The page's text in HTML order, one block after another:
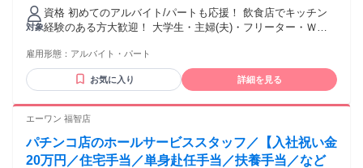
1150～1350円 ・18:00～22:00/時給1150～1350円 ・22:00～
24:00/時給1438～1688円 ・0:00～5:00/時給1438～1688円 ・
高校生/時給1057円 ※22:00～翌5:00は深夜割増手当含む
対象
資格 初めてのアルバイト/パートも応援！ 飲食店でキッチン
経験のある方大歓迎！ 大学生・主婦(夫)・フリーター・Ｗワ
は18歳以上 【 こんな方にオススメ！ 】 ・カフェやレストラ
ン、居酒屋など飲食店勤務経験がある方 ・ホール、接客業務
の経験がある方 ・接客業・受付など人と接する仕事が好きな
り新しい職場を探している方 ・ハローワークでお仕事を探し
雇用形態： アルバイト・パート
お気に入り 詳細を見る
エーワン 福智店
パチンコ店のホールサービススタッフ／【入社祝い金
20万円／住宅手当／単身赴任手当／扶養手当／など